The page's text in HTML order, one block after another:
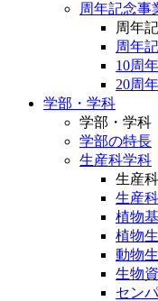
周年記念事
周年
周年
10周
20周
学部・学科
学部・学科
学部の特長
生産科学科
生産
生産
植物
植物
動物
生物
セン